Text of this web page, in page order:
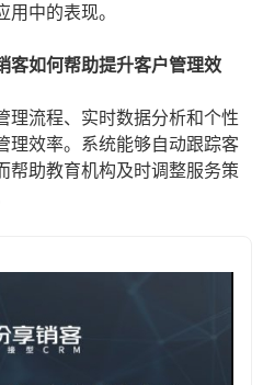
中的表现。
客如何帮助提升客户管理效
理流程、实时数据分析和个性
理效率。系统能够自动跟踪客
帮助教育机构及时调整服务策